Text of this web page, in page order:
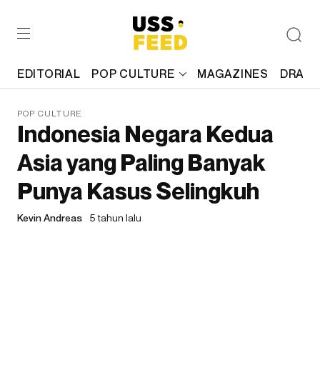
EDITORIAL POP CULTURE MAGAZINES
POP CULTURE
Indonesia Negara Kedua
Asia yang Paling Banyak
Punya Kasus Selingkuh
Kevin Andreas 5 tahun lalu